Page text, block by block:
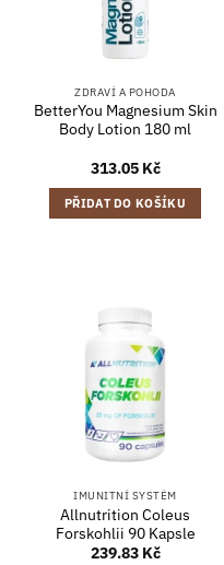
ZDRAVÍ A POHODA
BetterYou Magnesium Skin
Body Lotion 180 ml
313.05 Kč
PŘIDAT DO KOŠÍKU
IMUNITNÍ SYSTÉM
Allnutrition Coleus
Forskohlii 90 Kapsle
239.83 Kč